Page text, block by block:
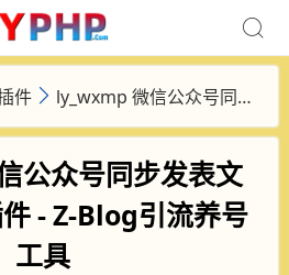
件 ly_wxmp 微信公众号同步发表文章自动回复插件 - Z-Blog引流养号工具
公众号同步发表文
- Z-Blog引流养号
工具